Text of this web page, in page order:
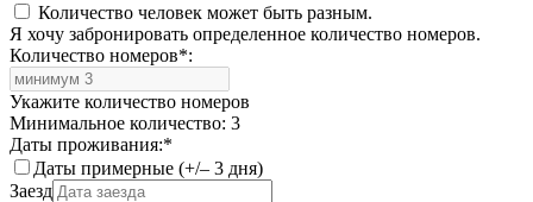
Количество человек может быть разным.
Я хочу забронировать определенное количество номеров.
Количество номеров*:
Укажите количество номеров
Минимальное количество: 3
Даты проживания:*
Даты примерные (+/– 3 дня)
Заезд